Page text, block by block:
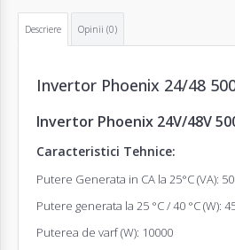
Descriere Opinii (0)
Invertor Phoenix 24/48
Invertor Phoenix 24V/48V
Caracteristici Tehnice:
Putere Generata in CA la 25°C (VA):
Putere generata la 25 °C / 40 °C (W):
Puterea de varf (W): 10000